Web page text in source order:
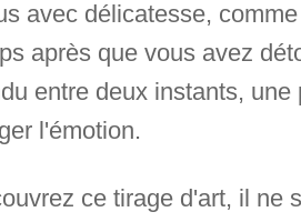
avec délicatesse,
après que vous avez
entre deux instants,
l'émotion.
ce tirage d'art, il ne